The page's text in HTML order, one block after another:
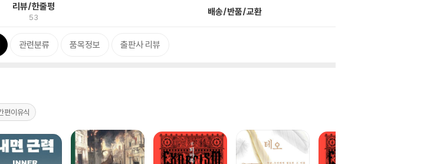
리뷰/한줄평
53 배송/반품/교환
관련분류 품목정보 출판사 리뷰
편이유식